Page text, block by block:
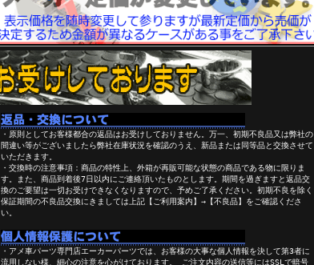
・原則としてお客様都合の返品はお受けしておりません。万一、初期不良品又は弊社の
間違い等がございましたら弊社在庫状況を確認のうえ、新品または同等品と交換させて
いただきます。
・交換時の注意事項：商品の特性上、外箱が再販可能な状態の商品である物に限りま
す。また、商品到着後7日以内にご連絡頂いたものとします。期間を過ぎますと返品交
換のご要望は一切お受けできなくなりますので、予めご了承ください。初期不良を除く
保証期間の不良品交換にきましては上記【ご利用案内】→【不良品】をご確認くださ
い。
・アメ車パーツ専門店エーカーパーツでは、お客様の大事な個人情報を決して第3者に
流用しない様、細心の注意を心がけております。 ご注文内容の送信等にはSSLで暗号